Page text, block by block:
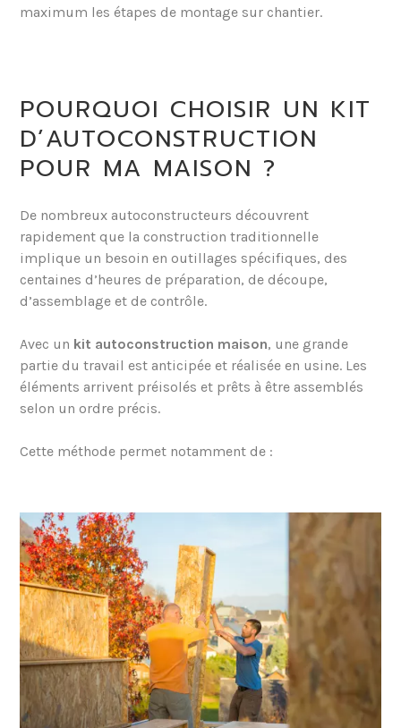
maximum les étapes de montage sur chantier.
POURQUOI CHOISIR UN KIT
D’AUTOCONSTRUCTION
POUR MA MAISON ?
De nombreux autoconstructeurs découvrent
rapidement que la construction traditionnelle
implique un besoin en outillages spécifiques, des
centaines d’heures de préparation, de découpe,
d’assemblage et de contrôle.
Avec un kit autoconstruction maison, une grande
partie du travail est anticipée et réalisée en usine. Les
éléments arrivent préisolés et prêts à être assemblés
selon un ordre précis.
Cette méthode permet notamment de :